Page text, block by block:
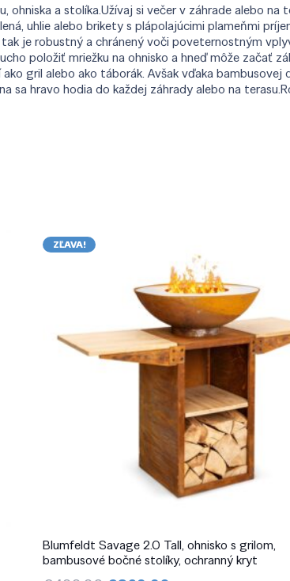
ohniska a stolíka.Užívaj si večer v záhrade alebo
uhlie alebo brikety s plápolajúcimi plameňmi
je robustný a chránený voči poveternostným
položiť mriežku na ohnisko a hneď môže začať
gril alebo ako táborák. Avšak vďaka
sa hravo hodia do každej záhrady alebo na
ZĽAVA!
Blumfeldt Savage 2.0 Tall, ohnisko s grilom,
bambusové bočné stolíky, ochranný kryt